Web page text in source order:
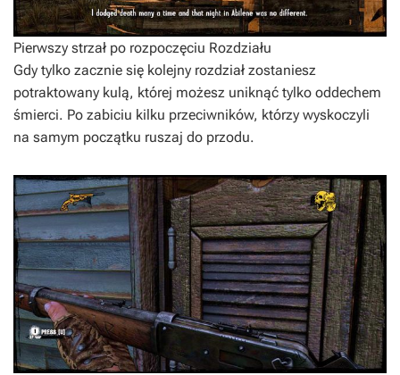
Pierwszy strzał po rozpoczęciu Rozdziału
Gdy tylko zacznie się kolejny rozdział zostaniesz
potraktowany kulą, której możesz uniknąć tylko oddechem
śmierci. Po zabiciu kilku przeciwników, którzy wyskoczyli
na samym początku ruszaj do przodu.